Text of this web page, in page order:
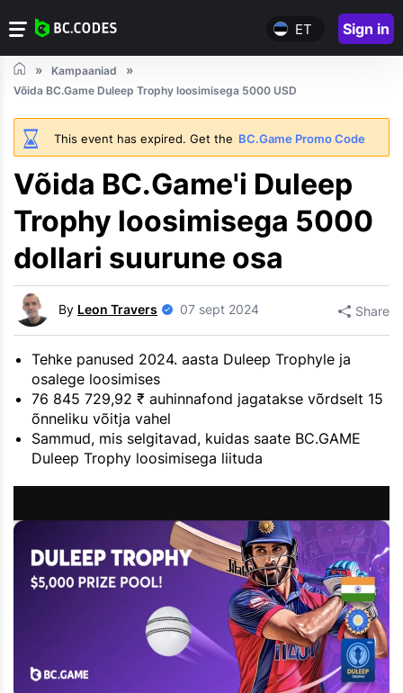
ET Sign in
Kampaaniad
Võida BC.Game Duleep Trophy loosimisega 5000 USD
This event has expired. Get the BC.Game Promo Code
Võida BC.Game'i Duleep
Trophy loosimisega 5000
dollari suurune osa
By Leon Travers 07 sept 2024 Share
Tehke panused 2024. aasta Duleep Trophyle ja
osalege loosimises
76 845 729,92 ₹ auhinnafond jagatakse võrdselt 15
õnneliku võitja vahel
Sammud, mis selgitavad, kuidas saate BC.GAME
Duleep Trophy loosimisega liituda